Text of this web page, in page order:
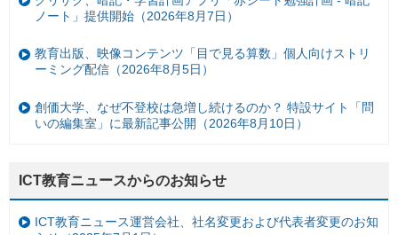
ノート」提供開始（2026年8月7日）
教育出版、映像コンテンツ「目で見る算数」個人向けストリ
ーミング配信（2026年8月5日）
創価大学、なぜ不登校は急増し続けるのか？ 特設サイト「問
いの編集室」に最新記事公開（2026年8月10日）
ICT教育ニュースからのお知らせ
ICT教育ニュース運営会社、社名変更および代表者変更のお知